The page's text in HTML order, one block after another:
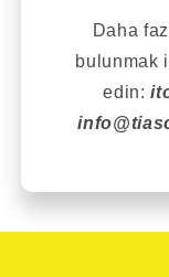
Daha
bulunmak
edin: